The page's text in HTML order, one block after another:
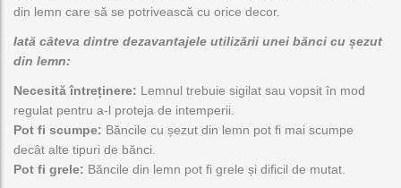
din lemn care să se potrivească cu orice decor.
Iată câteva dintre dezavantajele utilizării unei bănci cu șezut
din lemn:
Necesită întreținere: Lemnul trebuie sigilat sau vopsit în mod
regulat pentru a-l proteja de intemperii.
Pot fi scumpe: Băncile cu șezut din lemn pot fi mai scumpe
decât alte tipuri de bănci.
Pot fi grele: Băncile din lemn pot fi grele și dificil de mutat.